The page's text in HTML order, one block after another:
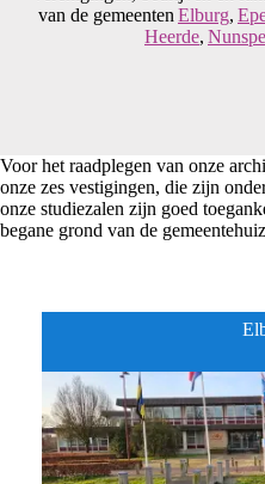
van de gemeenten Elburg,
Heerde,
Voor het raadplegen van onze
onze zes vestigingen, die zijn
onze studiezalen zijn goed
begane grond van de